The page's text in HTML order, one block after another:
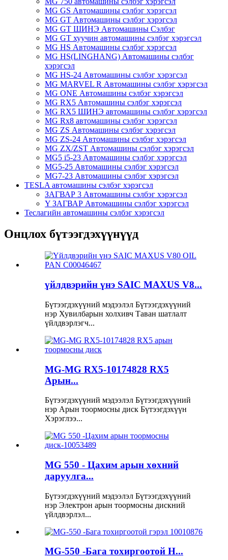
MG GS Автомашины сэлбэг хэрэгсэл
MG GT Автомашины сэлбэг хэрэгсэл
MG GT ШИНЭ Автомашины Сэлбэг
MG GT хуучин автомашины сэлбэг хэрэгсэл
MG HS Автомашины сэлбэг хэрэгсэл
MG HS(LINGHANG) Автомашины сэлбэг
хэрэгсэл
MG HS-24 Автомашины сэлбэг хэрэгсэл
MG MARVEL R Автомашины сэлбэг хэрэгсэл
MG ONE Автомашины сэлбэг хэрэгсэл
MG RX5 Автомашины сэлбэг хэрэгсэл
MG RX5 ШИНЭ автомашины сэлбэг хэрэгсэл
MG Rx8 автомашины сэлбэг хэрэгсэл
MG ZS Автомашины сэлбэг хэрэгсэл
MG ZS-24 Автомашины сэлбэг хэрэгсэл
MG ZX/ZST Автомашины сэлбэг хэрэгсэл
MG5 i5-23 Автомашины сэлбэг хэрэгсэл
MG5-25 Автомашины сэлбэг хэрэгсэл
MG7-23 Автомашины сэлбэг хэрэгсэл
TESLA автомашины сэлбэг хэрэгсэл
ЗАГВАР 3 Автомашины сэлбэг хэрэгсэл
Y ЗАГВАР Автомашины сэлбэг хэрэгсэл
Теслагийн автомашины сэлбэг хэрэгсэл
Онцлох бүтээгдэхүүнүүд
үйлдвэрийн үнэ SAIC MAXUS V8...
Бүтээгдэхүүний мэдээлэл Бүтээгдэхүүний
нэр Хувилбарын холхивч Таван шатлалт
үйлдвэрлэгч...
MG-MG RX5-10174828 RX5
Арын...
Бүтээгдэхүүний мэдээлэл Бүтээгдэхүүний
нэр Арын тоормосны диск Бүтээгдэхүүн
Хэрэглээ...
MG 550 - Цахим арын хөхний
даруулга...
Бүтээгдэхүүний мэдээлэл Бүтээгдэхүүний
нэр Электрон арын тоормосны дискний
үйлдвэрлэл...
MG-550 -Бага тохиргоотой H...